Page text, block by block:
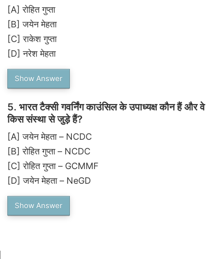
[A] रोहित गुप्ता
[B] जयेन मेहता
[C] राकेश गुप्ता
[D] नरेश मेहता
Show Answer
5. भारत टैक्सी गवर्निंग काउंसिल के उपाध्यक्ष कौन हैं और वे
किस संस्था से जुड़े हैं?
[A] जयेन मेहता – NCDC
[B] रोहित गुप्ता – NCDC
[C] रोहित गुप्ता – GCMMF
[D] जयेन मेहता – NeGD
Show Answer